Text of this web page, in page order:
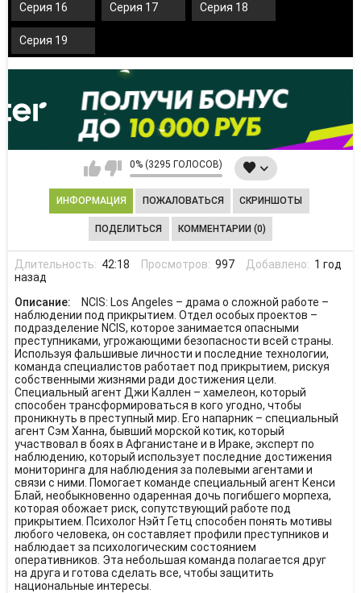
Серия 16 Серия 17 Серия 18
Серия 19
0% (3295 ГОЛОСОВ)
ИНФОРМАЦИЯ ПОЖАЛОВАТЬСЯ СКРИНШОТЫ
ПОДЕЛИТЬСЯ КОММЕНТАРИИ (0)
Длительность: 42:18 Просмотров: 997 Добавлено: 1 год
назад
Описание:
NCIS: Los Angeles – драма о сложной работе –
наблюдении под прикрытием. Отдел особых проектов –
подразделение NCIS, которое занимается опасными
преступниками, угрожающими безопасности всей страны.
Используя фальшивые личности и последние технологии,
команда специалистов работает под прикрытием, рискуя
собственными жизнями ради достижения цели.
Специальный агент Джи Каллен – хамелеон, который
способен трансформироваться в кого угодно, чтобы
проникнуть в преступный мир. Его напарник – специальный
агент Сэм Ханна, бывший морской котик, который
участвовал в боях в Афганистане и в Ираке, эксперт по
наблюдению, который использует последние достижения
мониторинга для наблюдения за полевыми агентами и
связи с ними. Помогает команде специальный агент Кенси
Блай, необыкновенно одаренная дочь погибшего морпеха,
которая обожает риск, сопутствующий работе под
прикрытием. Психолог Нэйт Гетц способен понять мотивы
любого человека, он составляет профили преступников и
наблюдает за психологическим состоянием
оперативников. Эта небольшая команда полагается друг
на друга и готова сделать все, чтобы защитить
национальные интересы.